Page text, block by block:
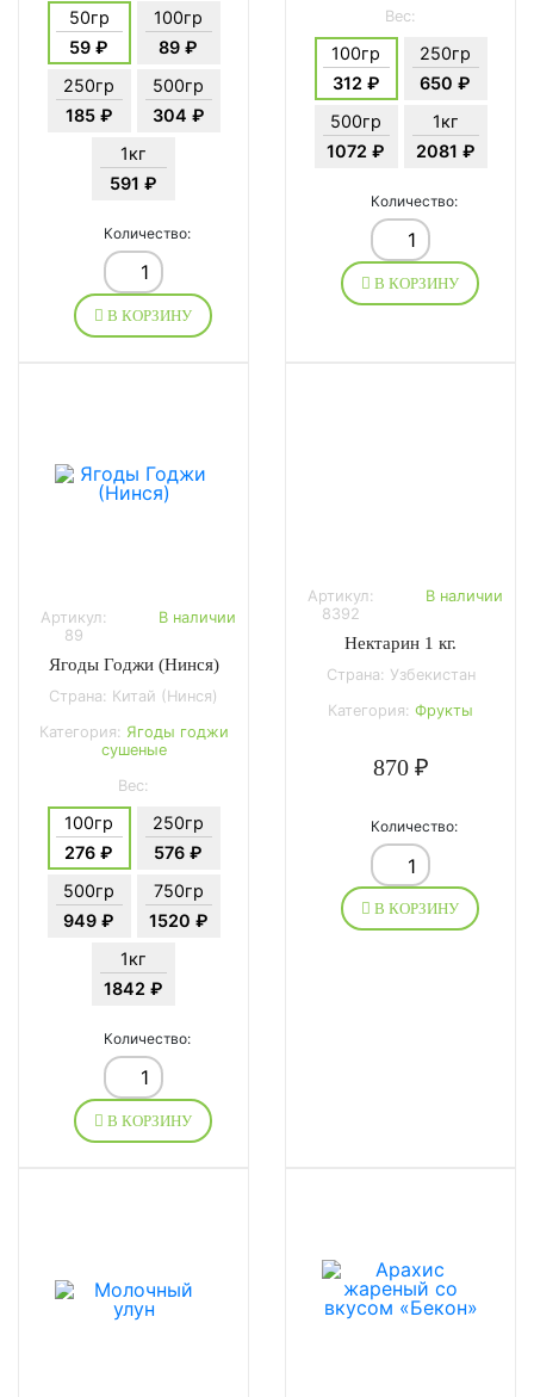
50гр
59 ₽
100гр
89 ₽
250гр
185 ₽
500гр
304 ₽
1кг
591 ₽
Количество:
В КОРЗИНУ
Вес:
100гр
312 ₽
250гр
650 ₽
500гр
1072 ₽
1кг
2081 ₽
Количество:
В КОРЗИНУ
Артикул:
89
В наличии
Ягоды Годжи (Нинся)
Страна: Китай (Нинся)
Категория: Ягоды годжи
сушеные
Вес:
100гр
276 ₽
250гр
576 ₽
500гр
949 ₽
750гр
1520 ₽
1кг
1842 ₽
Количество:
В КОРЗИНУ
Артикул:
8392
В наличии
Нектарин 1 кг.
Страна: Узбекистан
Категория: Фрукты
870 ₽
Количество:
В КОРЗИНУ